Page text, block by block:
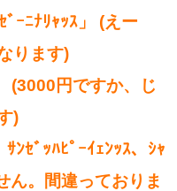
ﾞｰﾆﾅﾘｬｯｽ」 (えー
ります)
(3000円ですか、じ
)
ﾝｾﾞｯﾊﾋﾟｰｲｪﾝｯｽ、ｼｬ
ん。間違っておりま